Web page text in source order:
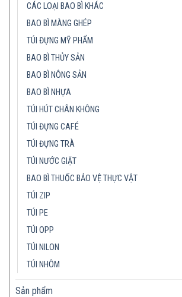
CÁC LOẠI BAO BÌ KHÁC
BAO BÌ MÀNG GHÉP
TÚI ĐỰNG MỸ PHẨM
BAO BÌ THỦY SẢN
BAO BÌ NÔNG SẢN
BAO BÌ NHỰA
TÚI HÚT CHÂN KHÔNG
TÚI ĐỰNG CAFÉ
TÚI ĐỰNG TRÀ
TÚI NƯỚC GIẶT
BAO BÌ THUỐC BẢO VỆ THỰC VẬT
TÚI ZIP
TÚI PE
TÚI OPP
TÚI NILON
TÚI NHÔM
Sản phẩm